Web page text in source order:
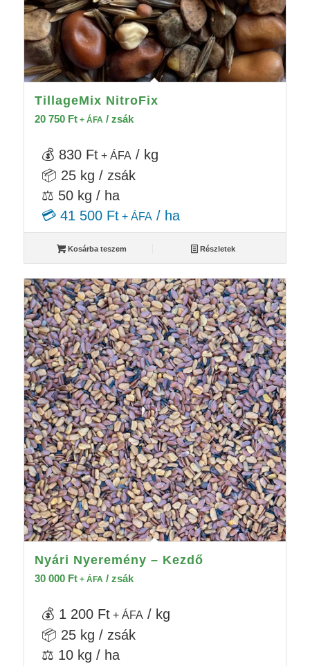
TillageMix NitroFix
20 750 Ft+ ÁFA / zsák
💰 830 Ft+ ÁFA / kg
📦 25 kg / zsák
⚖️ 50 kg / ha
💳 41 500 Ft+ ÁFA/ ha
Kosárba teszem Részletek
Nyári Nyeremény – Kezdő
30 000 Ft+ ÁFA / zsák
💰 1 200 Ft+ ÁFA / kg
📦 25 kg / zsák
⚖️ 10 kg / ha